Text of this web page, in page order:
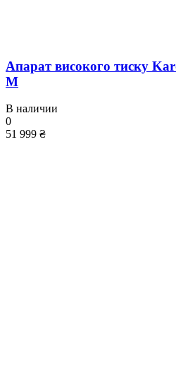
Апарат високого тиску
M
В наличии
0
51 999 ₴